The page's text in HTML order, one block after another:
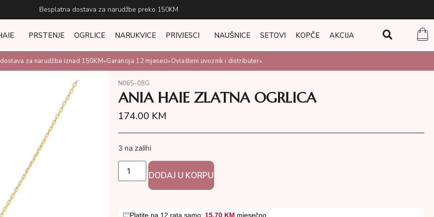
Besplatna dostava za narudžbe preko 150KM
PRSTENJE OGRLICE NARUKVICE PRIVJESCI NAUŠNICE SETOVI KOPČE AKCIJA
za narudžbe iznad 150KM•Garancija 12 mjeseci•Ovlašteni uvoznik i distributer•
N065-08G
ANIA HAIE ZLATNA OGRLICA
174.00 KM
3 na zalihi
DODAJ U KORPU
Platite na 12 rata samo: 15.70 KM mjesečno.